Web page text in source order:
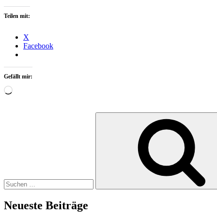
Teilen mit:
X
Facebook
Gefällt mir:
Wird
Neueste Beiträge